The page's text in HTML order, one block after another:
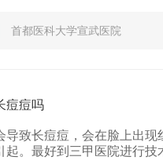
首都医科大学宣武医院
痘痘吗
导致长痘痘，会在脸上出
起。最好到三甲医院进行